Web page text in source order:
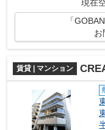
現在
「
お
賃貸 | マンション